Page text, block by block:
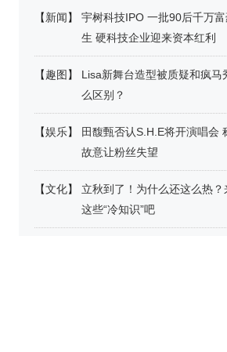
【新闻】
宇树科技IPO 一批90后千万
生 硬科技企业迎来资本红利
【趣图 】
Lisa新舞台造型被质疑和疯马
么区别？
【娱乐】
田馥甄否认S.H.E将开演唱会
故意让粉丝失望
【文化】
立秋到了！为什么还这么热？
这些“冷知识”吧